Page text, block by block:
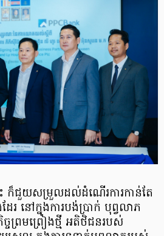
ះ ក៏ជួយសម្រួលដល់ដំណើរការកាន់តែ
នៅក្នុងការបង់ប្រាក់ បុព្វលាភ
ចព្រមព្រៀងថ្មី អតិថិជនរបស់